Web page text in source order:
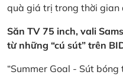
quà giá trị trong thời gian
Săn TV 75 inch, vali
từ những “cú sút” trên
“Summer Goal - Sút